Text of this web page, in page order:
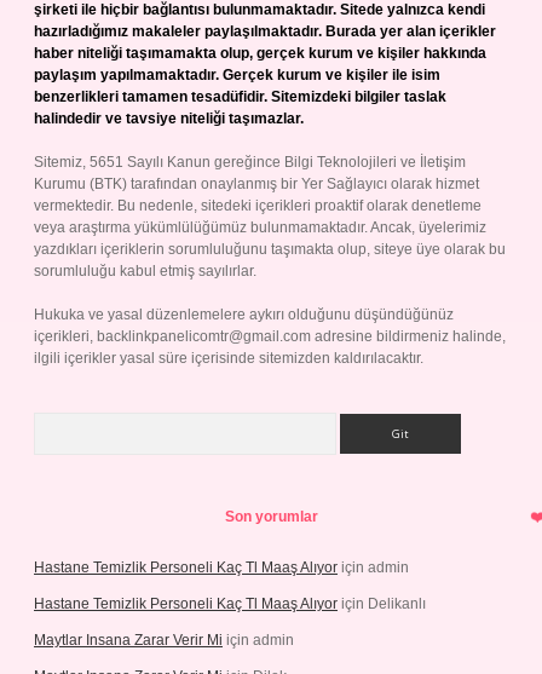
şirketi ile hiçbir bağlantısı bulunmamaktadır. Sitede yalnızca kendi
hazırladığımız makaleler paylaşılmaktadır. Burada yer alan içerikler
haber niteliği taşımamakta olup, gerçek kurum ve kişiler hakkında
paylaşım yapılmamaktadır. Gerçek kurum ve kişiler ile isim
benzerlikleri tamamen tesadüfidir. Sitemizdeki bilgiler taslak
halindedir ve tavsiye niteliği taşımazlar.
Sitemiz, 5651 Sayılı Kanun gereğince Bilgi Teknolojileri ve İletişim
Kurumu (BTK) tarafından onaylanmış bir Yer Sağlayıcı olarak hizmet
vermektedir. Bu nedenle, sitedeki içerikleri proaktif olarak denetleme
veya araştırma yükümlülüğümüz bulunmamaktadır. Ancak, üyelerimiz
yazdıkları içeriklerin sorumluluğunu taşımakta olup, siteye üye olarak bu
sorumluluğu kabul etmiş sayılırlar.
Hukuka ve yasal düzenlemelere aykırı olduğunu düşündüğünüz
içerikleri, backlinkpanelicomtr@gmail.com adresine bildirmeniz halinde,
ilgili içerikler yasal süre içerisinde sitemizden kaldırılacaktır.
Son yorumlar
Hastane Temizlik Personeli Kaç Tl Maaş Alıyor için admin
Hastane Temizlik Personeli Kaç Tl Maaş Alıyor için Delikanlı
Maytlar Insana Zarar Verir Mi için admin